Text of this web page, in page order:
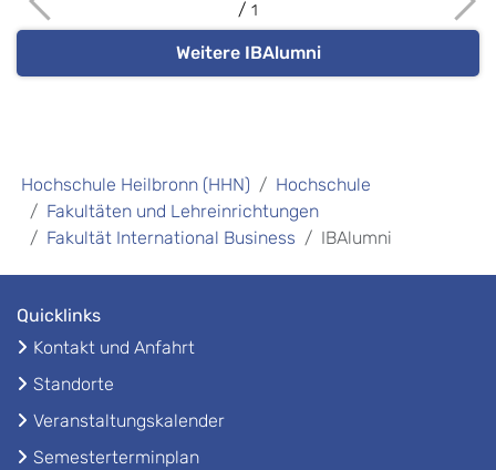
1
Weitere IBAlumni
Hochschule Heilbronn (HHN)
Hochschule
Fakultäten und Lehreinrichtungen
Fakultät International Business
IBAlumni
Quicklinks
Kontakt und Anfahrt
Standorte
Veranstaltungskalender
Semesterterminplan